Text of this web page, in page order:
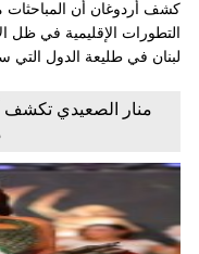
كشف أردوغان أن
التطورات الإقليمية في ظل
لبنان في طليعة الدول التي